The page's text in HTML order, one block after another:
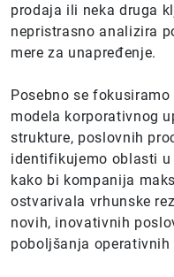
prodaja ili neka druga
nepristrasno analizira
mere za unapređenje.
Posebno se
modela korporativnog
strukture, poslovnih
identifikujemo oblasti u
kako bi kompanija
ostvarivala vrhunske
novih, inovativnih
poboljšanja